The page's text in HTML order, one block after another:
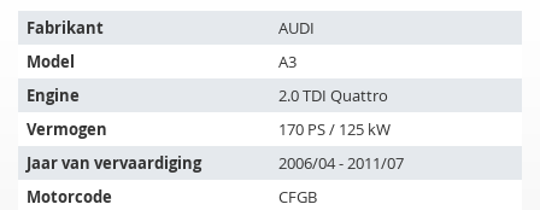
Het
artikel
past
op
de
volgende
voertuigen:
Fabrikant
AUDI
Model
A3
Engine
2.0 TDI Quattro
Vermogen
170 PS / 125 kW
Jaar van vervaardiging
2006/04 - 2011/07
Motorcode
CFGB